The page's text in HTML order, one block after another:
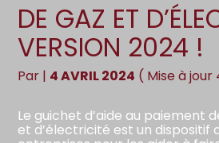
DE GAZ ET
VERSION 2024 !
Par | 4 AVRIL 2024 ( Mise à
Le guichet d’aide au paiement
et d’électricité est un dispositif